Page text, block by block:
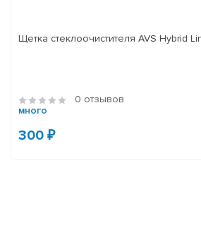
Щетка стеклоочистителя AVS Hybrid
0 отзывов
много
300 ₽